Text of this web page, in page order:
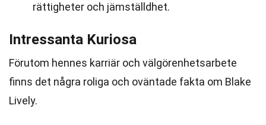
rättigheter och jämställdhet.
Intressanta Kuriosa
Förutom hennes karriär och välgörenhetsarbete
finns det några roliga och oväntade fakta om Blake
Lively.